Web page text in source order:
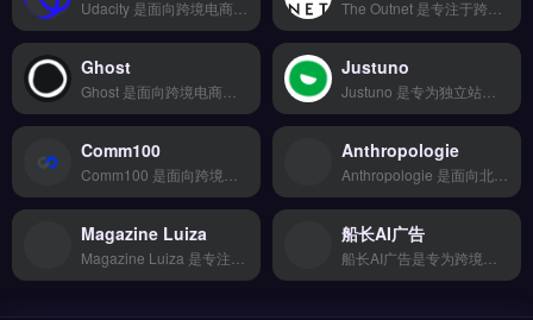
Ghost Justuno
Comm100 Anthropologie
Magazine Luiza 船长AI广告